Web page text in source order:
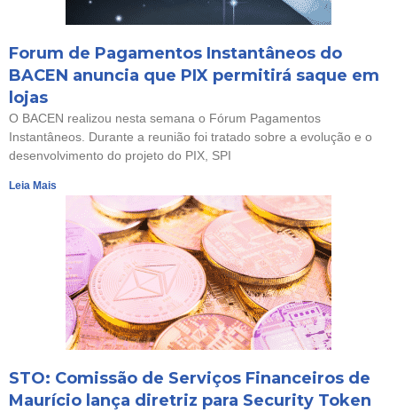
Forum de Pagamentos Instantâneos do
BACEN anuncia que PIX permitirá saque em
lojas
O BACEN realizou nesta semana o Fórum Pagamentos
Instantâneos. Durante a reunião foi tratado sobre a evolução e o
desenvolvimento do projeto do PIX, SPI
Leia Mais
STO: Comissão de Serviços Financeiros de
Maurício lança diretriz para Security Token